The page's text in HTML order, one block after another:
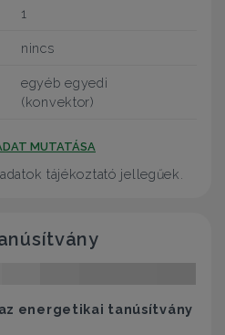
1
nincs
egyéb egyedi
(konvektor)
MUTATÁSA
tájékoztató jellegűek.
energetikai tanúsítvány